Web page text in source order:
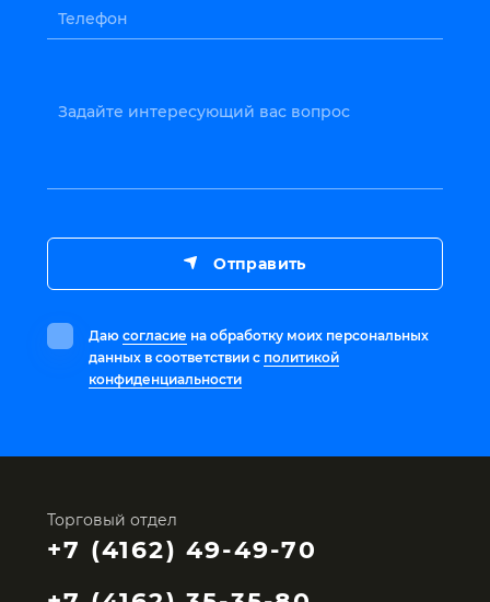
Телефон
Задайте интересующий вас вопрос
Даю согласие на обработку моих персональных
данных в соответствии с политикой
конфиденциальности
Отправить
Торговый отдел
+7 (4162) 49-49-70